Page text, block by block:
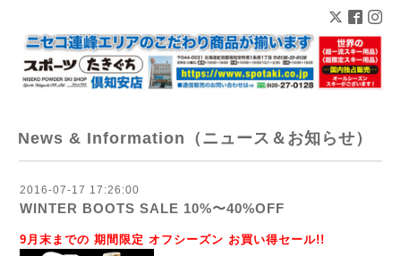
News & Information（ニュース＆お知らせ）
2016-07-17 17:26:00
WINTER BOOTS SALE 10%〜40%OFF
9月末までの 期間限定 オフシーズン お買い得セール!!